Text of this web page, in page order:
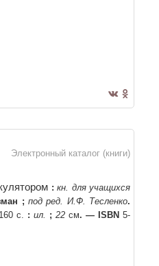
Электронный каталог (книги)
: кн. для учащихся
; под ред. И.Ф. Тесленко.
160 с. : ил. ; 22 см. — ISBN 5-